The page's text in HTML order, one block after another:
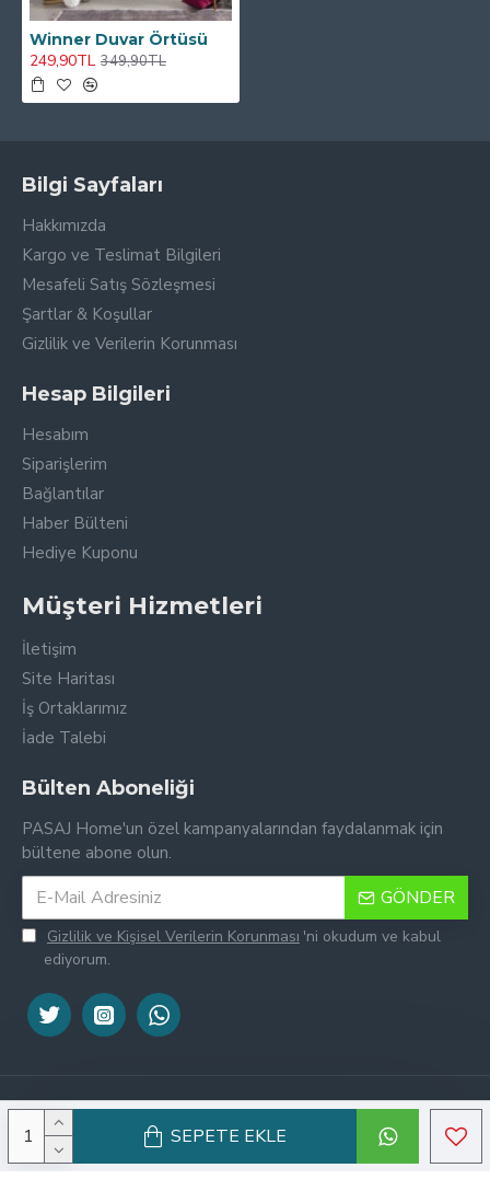
SEPETE EKLE
Winner Duvar Örtüsü
249,90TL 349,90TL
Bilgi Sayfaları
Hakkımızda
Kargo ve Teslimat Bilgileri
Mesafeli Satış Sözleşmesi
Şartlar & Koşullar
Gizlilik ve Verilerin Korunması
Hesap Bilgileri
Hesabım
Siparişlerim
Bağlantılar
Haber Bülteni
Hediye Kuponu
Müşteri Hizmetleri
İletişim
Site Haritası
İş Ortaklarımız
İade Talebi
Bülten Aboneliği
PASAJ Home'un özel kampanyalarından faydalanmak için
bültene abone olun.
GÖNDER
Gizlilik ve Kişisel Verilerin Korunması 'ni okudum ve kabul
ediyorum.
© Copyright 2016-2026, PASAJ Home | Ürün görselleri ticari lisansa
sahiptir, kopyalanamaz.